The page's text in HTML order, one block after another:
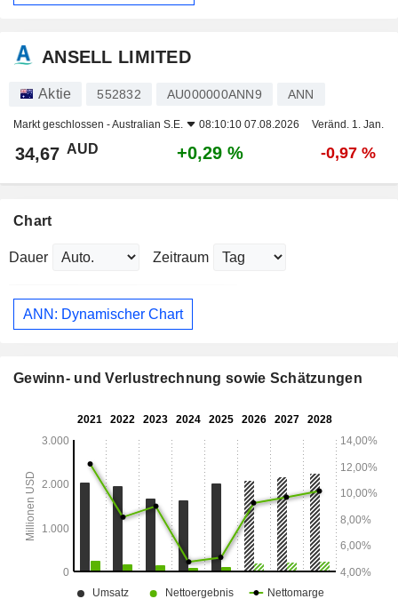
ANSELL LIMITED
Aktie 552832 AU000000ANN9 ANN
Markt geschlossen -Australian S.E. 08:10:10 07.08.2026 Veränd. 1. Jan.
34,67 AUD +0,29 % -0,97 %
Chart
Dauer Zeitraum
ANN: Dynamischer Chart
Gewinn- und Verlustrechnung sowie Schätzungen